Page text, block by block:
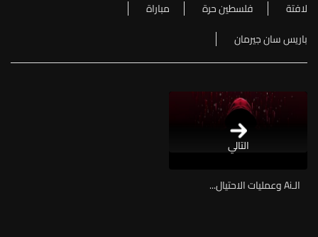
لافتة
فلسطين حرة
مباراة
باريس سان جيرمان
التالي
الـAi وعمليات الاحتيال...